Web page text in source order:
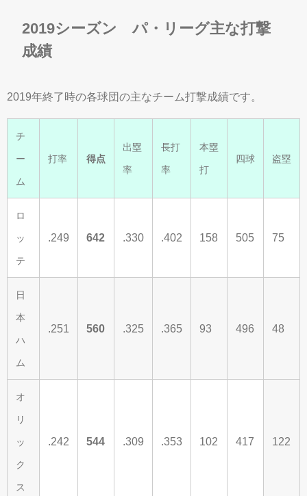
2019シーズン パ・リーグ主な打撃
成績
2019年終了時の各球団の主なチーム打撃成績です。
チ
ー
ム
打率 得点
出塁
率
長打
率
本塁
打
四球 盗塁
ロ
ッ
テ
.249 642 .330 .402 158 505 75
日
本
ハ
ム
.251 560 .325 .365 93 496 48
オ
リ
ッ
ク
ス
.242 544 .309 .353 102 417 122